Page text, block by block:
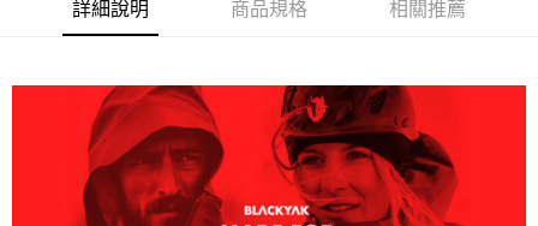
結帳頁面，進行簡訊認證並確認金額後，即可完成結帳。
２．訂單成立數日內，您將收到繳費通知簡訊。
※ 請注意：結帳手續完成當下不需立刻繳費，但若您需要取消訂單，請聯絡
購買商品的店家。未經商家同意取消之訂單仍視為有效，需透過AFTEE先享
後付繳納相關費用。
※ 交易是否成功請以「AFTEE先享後付 」之結帳頁面顯示為準，若有關於
是否繳費成功／繳費後需取消欲退款等相關疑問，請聯繫「AFTEE先享後付
客戶支援中心」https://netprotections.freshdesk.com/support/home
付款後全家取貨
每筆NT$60，滿NT$599(含以上)免運費
萊爾富取貨付款
每筆NT$60，滿NT$799(含以上)免運費
付款後萊爾富取貨
每筆NT$60，滿NT$799(含以上)免運費
詳細說明 商品規格 相關推薦